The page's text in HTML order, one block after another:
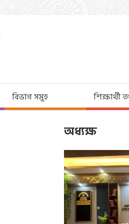
বিভাগ সমূহ শিক্ষার্থী
অধ্যক্ষ